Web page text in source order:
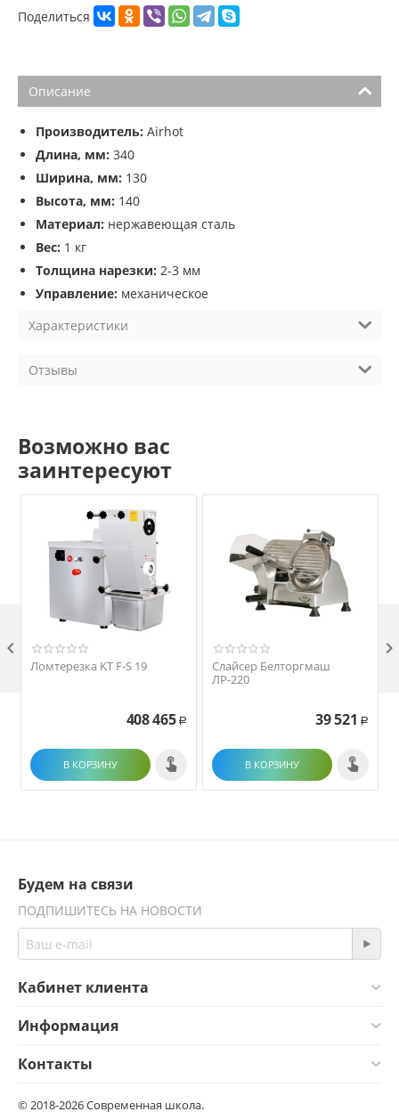
Поделиться
Описание
Производитель: Airhot
Длина, мм: 340
Ширина, мм: 130
Высота, мм: 140
Материал: нержавеющая сталь
Вес: 1 кг
Толщина нарезки: 2-3 мм
Управление: механическое
Характеристики
Отзывы
Возможно вас
заинтересуют
Ломтерезка KT F-S 19
408 465 Р
В КОРЗИНУ
Слайсер Белторгмаш
ЛР-220
39 521 Р
В КОРЗИНУ
 
Будем на связи
ПОДПИШИТЕСЬ НА НОВОСТИ
Кабинет клиента
Информация
Контакты
© 2018-2026 Современная школа.